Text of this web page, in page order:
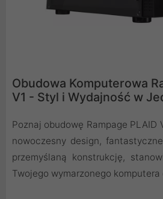
Obudowa Komputerowa
V1 - Styl i Wydajność w
Poznaj obudowę Rampage PLAID
nowoczesny design,
przemyślaną konstrukcję,
Twojego wymarzonego komputera